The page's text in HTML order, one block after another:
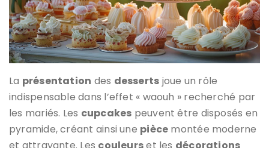
La présentation des desserts joue un rôle
indispensable dans l’effet « waouh » recherché par
les mariés. Les cupcakes peuvent être disposés en
pyramide, créant ainsi une pièce montée moderne